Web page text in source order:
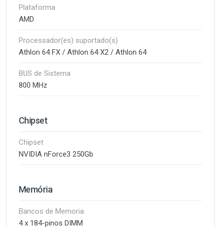
Plataforma
AMD
Processador(es) suportado(s)
Athlon 64 FX / Athlon 64 X2 / Athlon 64
BUS de Sistema
800 MHz
Chipset
Chipset
NVIDIA nForce3 250Gb
Memória
Bancos de Memoria
4 x 184-pinos DIMM